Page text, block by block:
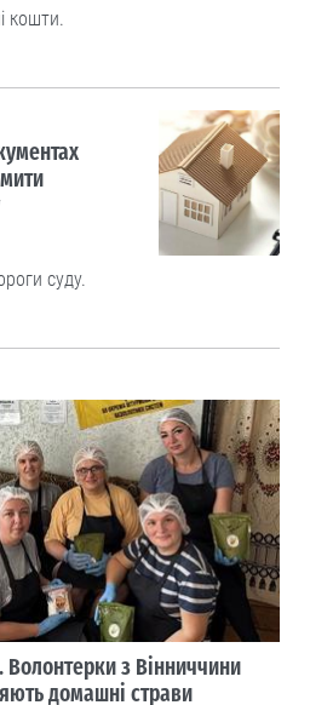
кошти.
суду.
з Вінниччини
домашні страви